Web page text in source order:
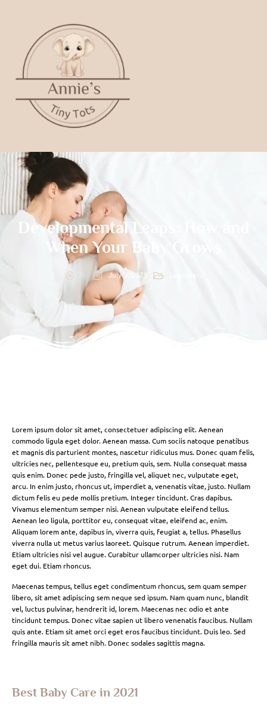
Developmental Leaps: How and
When Your Baby Grows
July 5, 2025
Lorem ipsum dolor sit amet, consectetuer adipiscing elit. Aenean
commodo ligula eget dolor. Aenean massa. Cum sociis natoque penatibus
et magnis dis parturient montes, nascetur ridiculus mus. Donec quam felis,
ultricies nec, pellentesque eu, pretium quis, sem. Nulla consequat massa
quis enim. Donec pede justo, fringilla vel, aliquet nec, vulputate eget,
arcu. In enim justo, rhoncus ut, imperdiet a, venenatis vitae, justo. Nullam
dictum felis eu pede mollis pretium. Integer tincidunt. Cras dapibus.
Vivamus elementum semper nisi. Aenean vulputate eleifend tellus.
Aenean leo ligula, porttitor eu, consequat vitae, eleifend ac, enim.
Aliquam lorem ante, dapibus in, viverra quis, feugiat a, tellus. Phasellus
viverra nulla ut metus varius laoreet. Quisque rutrum. Aenean imperdiet.
Etiam ultricies nisi vel augue. Curabitur ullamcorper ultricies nisi. Nam
eget dui. Etiam rhoncus.
Maecenas tempus, tellus eget condimentum rhoncus, sem quam semper
libero, sit amet adipiscing sem neque sed ipsum. Nam quam nunc, blandit
vel, luctus pulvinar, hendrerit id, lorem. Maecenas nec odio et ante
tincidunt tempus. Donec vitae sapien ut libero venenatis faucibus. Nullam
quis ante. Etiam sit amet orci eget eros faucibus tincidunt. Duis leo. Sed
fringilla mauris sit amet nibh. Donec sodales sagittis magna.
Best Baby Care in 2021